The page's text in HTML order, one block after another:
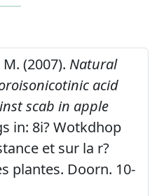
(2007). Natural
acid
scab in apple
in: 8i? Wotkdhop
et sur la r?
plantes. Doorn. 10-